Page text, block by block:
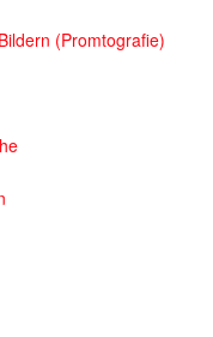
(Promtografie)